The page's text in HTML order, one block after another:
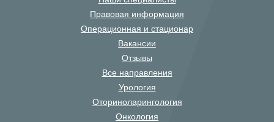
Правовая информация
Операционная и стационар
Вакансии
Отзывы
Все направления
Урология
Оториноларингология
Онкология